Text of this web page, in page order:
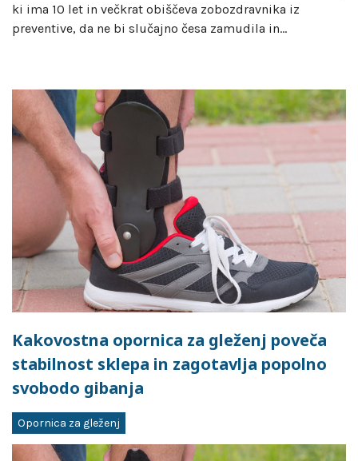
ki ima 10 let in večkrat obiščeva zobozdravnika iz
preventive, da ne bi slučajno česa zamudila in…
Kakovostna opornica za gleženj poveča
stabilnost sklepa in zagotavlja popolno
svobodo gibanja
Opornica za gleženj